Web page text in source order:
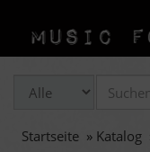
Startseite » Katalog